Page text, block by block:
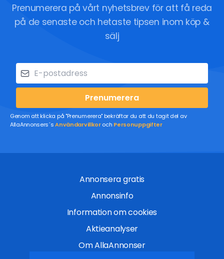
Prenumerera på vårt nyhetsbrev för att få reda
på de senaste och hetaste tipsen inom köp &
sälj
Prenumerera
Genom att klicka på "Prenumerera" bekräftar du att du tagit del av
AllaAnnonsers´sAnvändarvillkoroch Personuppgifter
Annonsera gratis
Annonsinfo
Information om cookies
Aktieanalyser
Om AllaAnnonser